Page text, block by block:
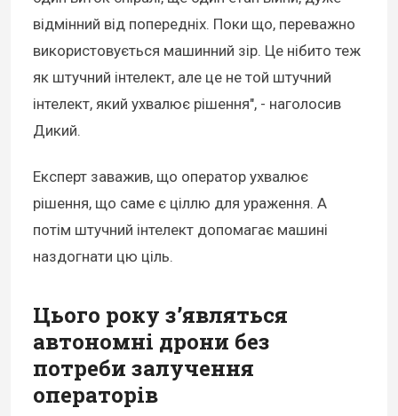
відмінний від попередніх. Поки що, переважно
використовується машинний зір. Це нібито теж
як штучний інтелект, але це не той штучний
інтелект, який ухвалює рішення", - наголосив
Дикий.
Експерт заважив, що оператор ухвалює
рішення, що саме є ціллю для ураження. А
потім штучний інтелект допомагає машині
наздогнати цю ціль.
Цього року з’являться
автономні дрони без
потреби залучення
операторів